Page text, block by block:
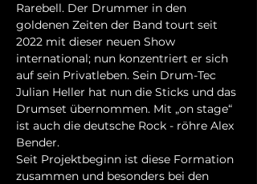
Rarebell. Der Drummer in den
goldenen Zeiten der Band tourt seit
2022 mit dieser neuen Show
international; nun konzentriert er sich
auf sein Privatleben. Sein Drum-Tec
Julian Heller hat nun die Sticks und das
Drumset übernommen. Mit „on stage“
ist auch die deutsche Rock - röhre Alex
Bender.
Seit Projektbeginn ist diese Formation
zusammen und besonders bei den